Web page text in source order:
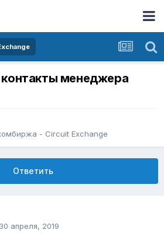
менеджера
- Circuit Exchange
Ответить
30 апреля, 2019